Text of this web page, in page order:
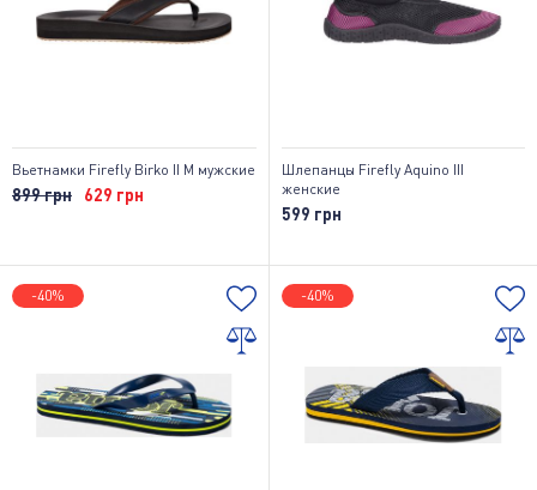
Вьетнамки Firefly Birko II M мужские
899 грн 629 грн
Шлепанцы Firefly Aquino III
женские
599 грн
-40% -40%